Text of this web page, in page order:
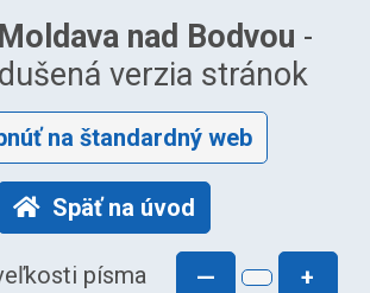
nad Bodvou -
verzia stránok
na štandardný web
Späť na úvod
písma — +